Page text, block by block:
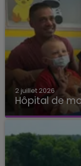
2 juillet 2026
Hôpital de
Hôpital de mon